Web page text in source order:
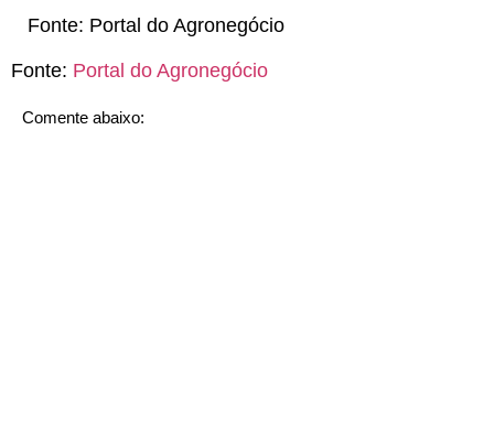
Fonte: Portal do Agronegócio
Fonte: Portal do Agronegócio
Comente abaixo: